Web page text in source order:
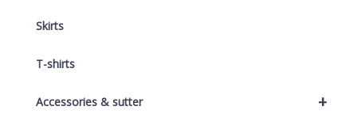
Skirts
T-shirts
+
Accessories & sutter